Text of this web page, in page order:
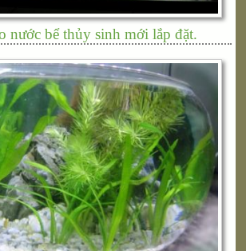
nước bể thủy sinh mới lắp đặt.